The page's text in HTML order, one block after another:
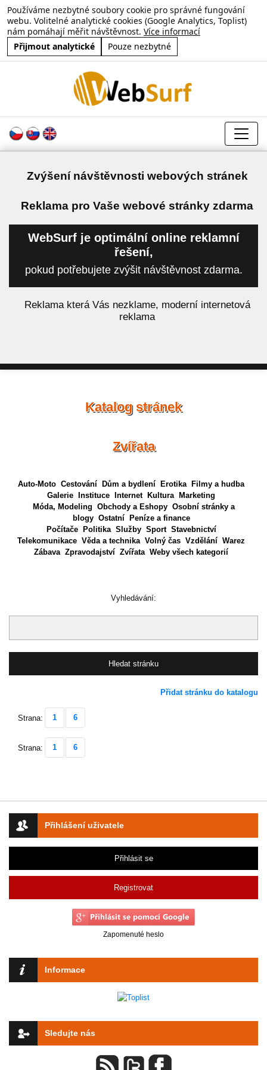
Používáme nezbytné soubory cookie pro správné fungování
webu. Volitelné analytické cookies (Google Analytics, Toplist)
nám pomáhají měřit návštěvnost. Více informací
Přijmout analytické
Pouze nezbytné
Zvýšení návštěvnosti webových stránek
Reklama pro Vaše webové stránky zdarma
WebSurf je optimální online reklamní
řešení,
pokud potřebujete zvýšit návštěvnost zdarma.
Reklama která Vás nezklame, moderní internetová
reklama
Přihlášení uživatele
Přihlásit se
Registrovat
Zapomenuté heslo
Informace
Sledujte nás
Katalog stránek
Zvířata
Auto-Moto Cestování Dům a bydlení Erotika
Filmy a hudba
Galerie
Instituce Internet Kultura
Marketing
Móda, Modeling Obchody a Eshopy Osobní stránky a
blogy Ostatní
Peníze a finance
Počítače
Politika Služby Sport Stavebnictví
Telekomunikace Věda a technika Volný čas Vzdělání Warez
Zábava Zpravodajství Zvířata Weby všech kategorií
Vyhledávání:
Přidat stránku do katalogu
Strana: 1 6
Strana: 1 6